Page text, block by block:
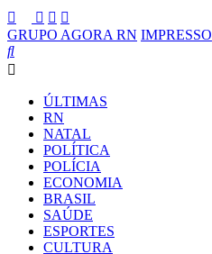
GRUPO AGORA RN IMPRESSO
ÚLTIMAS
RN
NATAL
POLÍTICA
POLÍCIA
ECONOMIA
BRASIL
SAÚDE
ESPORTES
CULTURA